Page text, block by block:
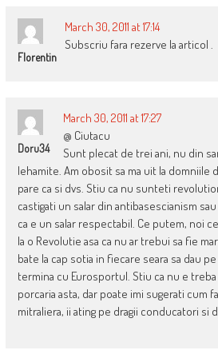
Florentin
March 30, 2011 at 17:14
Subscriu fara rezerve la articol .
Doru34
March 30, 2011 at 17:27
@ Ciutacu
Sunt plecat de trei ani, nu din
lehamite. Am obosit sa ma uit la domniile
pare ca si dvs. Stiu ca nu sunteti
castigati un salar din antibasescianism
ca e un salar respectabil. Ce putem, noi
la o Revolutie asa ca nu ar trebui sa fie
bate la cap sotia in fiecare seara sa dau
termina cu Eurosportul. Stiu ca nu e
porcaria asta, dar poate imi sugerati cum
mitraliera, ii ating pe dragii conducatori si